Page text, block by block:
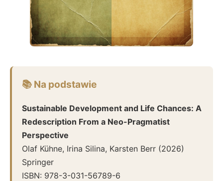
📚 Na podstawie
Sustainable Development and Life Chances: A
Redescription From a Neo-Pragmatist
Perspective
Olaf Kühne, Irina Silina, Karsten Berr (2026)
Springer
ISBN: 978-3-031-56789-6